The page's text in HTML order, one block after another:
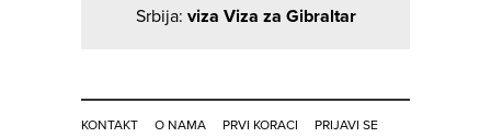
Srbija: viza Viza za Gibraltar
KONTAKT O NAMA PRVI KORACI
PRIJAVI SE